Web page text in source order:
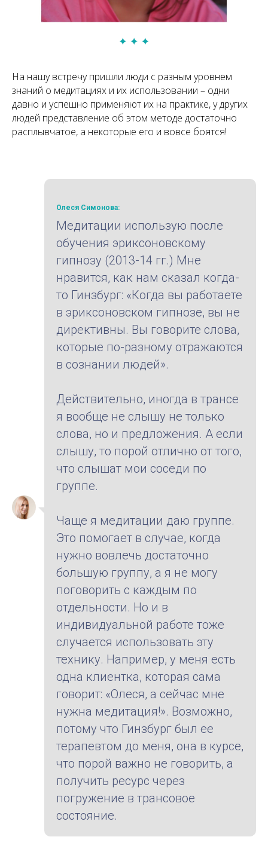
На нашу встречу пришли люди с разным уровнем
знаний о медитациях и их использовании – одни
давно и успешно применяют их на практике, у других
людей представление об этом методе достаточно
расплывчатое, а некоторые его и вовсе боятся!
Олеся Симонова:
Медитации использую после
обучения эриксоновскому
гипнозу (2013-14 гг.) Мне
нравится, как нам сказал когда-
то Гинзбург: «Когда вы работаете
в эриксоновском гипнозе, вы не
директивны. Вы говорите слова,
которые по-разному отражаются
в сознании людей».
Действительно, иногда в трансе
я вообще не слышу не только
слова, но и предложения. А если
слышу, то порой отлично от того,
что слышат мои соседи по
группе.
Чаще я медитации даю группе.
Это помогает в случае, когда
нужно вовлечь достаточно
большую группу, а я не могу
поговорить с каждым по
отдельности. Но и в
индивидуальной работе тоже
случается использовать эту
технику. Например, у меня есть
одна клиентка, которая сама
говорит: «Олеся, а сейчас мне
нужна медитация!». Возможно,
потому что Гинзбург был ее
терапевтом до меня, она в курсе,
что порой важно не говорить, а
получить ресурс через
погружение в трансовое
состояние.